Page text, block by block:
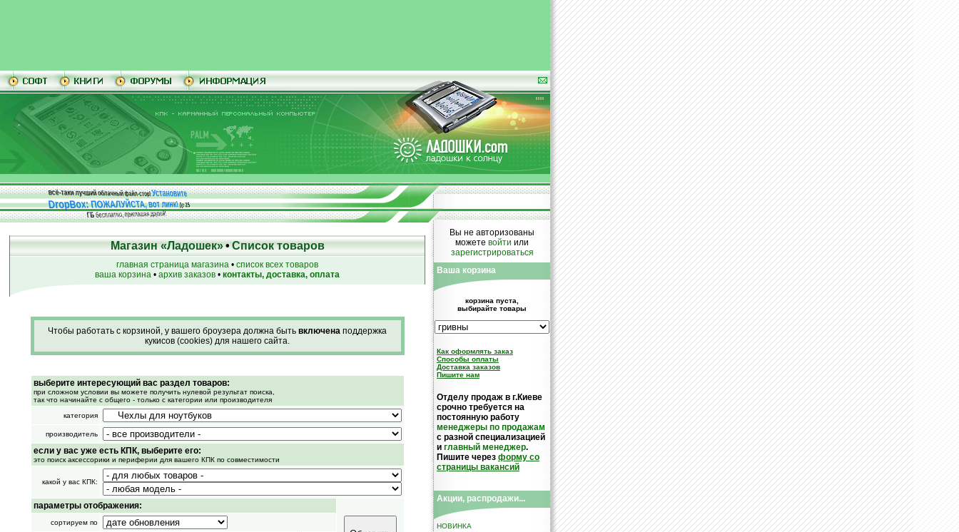
всё-таки лучший облачный файл-стор!Установите
DropBox: ПОЖАЛУЙСТА, вот линк!До25
ГБбесплатно, приглашая друзей!
Магазин «Ладошек»•Список товаров
главная страница магазина • список всех товаров
ваша корзина • архив заказов • контакты, доставка, оплата
Чтобы работать с корзиной, у вашего броузера должна быть включена поддержка
кукисов (cookies) для нашего сайта.
выберите интересующий вас раздел товаров:
при сложном условии вы можете получить нулевой результат поиска,
так что начинайте с общего - только с категории или производителя
категория
производитель
если у вас уже есть КПК, выберите его:
это поиск аксессорики и периферии для вашего КПК по совместимости
какой у вас КПК:
параметры отображения:
сортируем по
Вы не авторизованы
можете войти или
зарегистрироваться
Ваша корзина
корзина пуста,
выбирайте товары
Как оформлять заказ
Cпособы оплаты
Доставка заказов
Пишите нам
Отделу продаж в г.Киеве
срочно требуется на
постоянную работу
менеджеры по продажам
с разной специализацией
и главный менеджер.
Пишите через форму со
страницы вакансий
Акции, распродажи...
НОВИНКА